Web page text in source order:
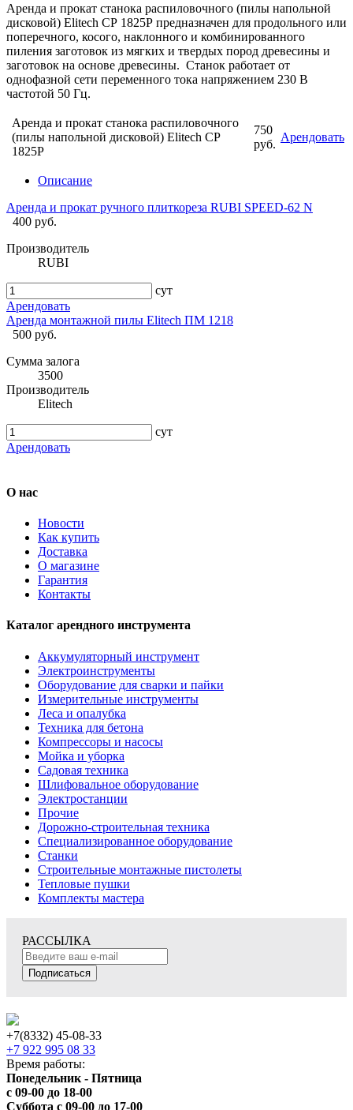
Аренда и прокат станока распиловочного (пилы напольной
дисковой) Elitech СР 1825Р предназначен для продольного или
поперечного, косого, наклонного и комбинированного
пиления заготовок из мягких и твердых пород древесины и
заготовок на основе древесины. Станок работает от
однофазной сети переменного тока напряжением 230 В
частотой 50 Гц.
Аренда и прокат станока распиловочного
(пилы напольной дисковой) Elitech СР
1825Р
750
руб.
Арендовать
Описание
Аренда и прокат ручного плиткореза RUBI SPEED-62 N
400 руб.
Производитель
RUBI
сут
Арендовать
Аренда монтажной пилы Elitech ПМ 1218
500 руб.
Сумма залога
3500
Производитель
Elitech
сут
Арендовать
О нас
Новости
Как купить
Доставка
О магазине
Гарантия
Контакты
Каталог арендного инструмента
Аккумуляторный инструмент
Электроинструменты
Оборудование для сварки и пайки
Измерительные инструменты
Леса и опалубка
Техника для бетона
Компрессоры и насосы
Мойка и уборка
Садовая техника
Шлифовальное оборудование
Электростанции
Прочие
Дорожно-строительная техника
Специализированное оборудование
Станки
Строительные монтажные пистолеты
Тепловые пушки
Комплекты мастера
РАССЫЛКА
Подписаться
+7(8332) 45-08-33
+7 922 995 08 33
Время работы:
Понедельник - Пятница
с 09-00 до 18-00
Суббота с 09-00 до 17-00